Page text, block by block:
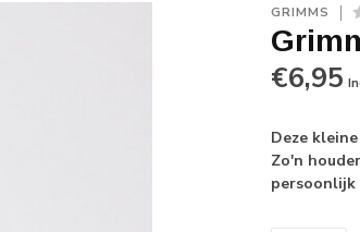
GRIMMS
€6,95
Deze
Zo'n
persoonlijk